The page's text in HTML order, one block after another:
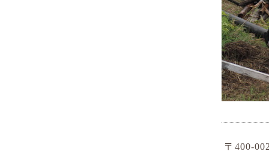
〒400-